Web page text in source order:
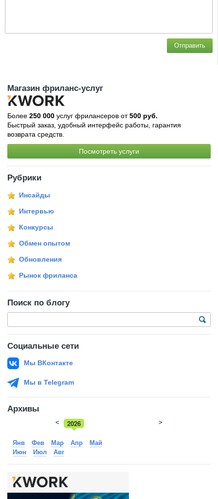
Отправить
Магазин фриланс-услуг
Более 250 000 услуг фрилансеров от500 руб.
Быстрый заказ, удобный интерфейс работы, гарантия
возврата средств.
Посмотреть услуги
Рубрики
Инсайды
Интервью
Конкурсы
Обмен опытом
Обновления
Рынок фриланса
Поиск по блогу
Социальные сети
Мы ВКонтакте
Мы в Telegram
Архивы
2026
2025
< >
Янв Фев Мар Апр
Май
Июн
Июл Авг